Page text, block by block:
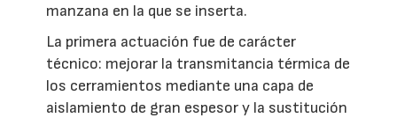
manzana en la que se inserta.
La primera actuación fue de carácter
técnico: mejorar la transmitancia térmica de
los cerramientos mediante una capa de
aislamiento de gran espesor y la sustitución